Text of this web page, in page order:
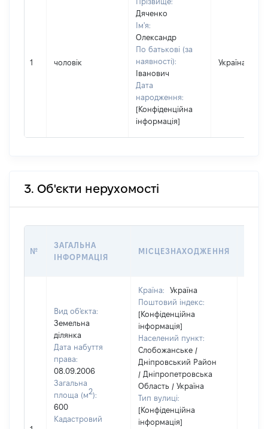
1 чоловік
Дяченко
Ім'я:
Олександр
По батькові (за
наявності):
Іванович
Дата
народження:
[Конфіденційна
інформація]
Україна
3. Об'єкти нерухомості
№
ЗАГАЛЬНА
ІНФОРМАЦІЯ
МІСЦЕЗНАХОДЖЕННЯ
Вид об'єкта:
Земельна
ділянка
Дата набуття
права:
08.09.2006
Загальна
площа (м2):
600
Кадастровий
Країна:
Україна
Поштовий індекс:
[Конфіденційна
інформація]
Населений пункт:
Слобожанське /
Дніпровський Район
/ Дніпропетровська
Область / Україна
Тип вулиці:
[Конфіденційна
інформація]